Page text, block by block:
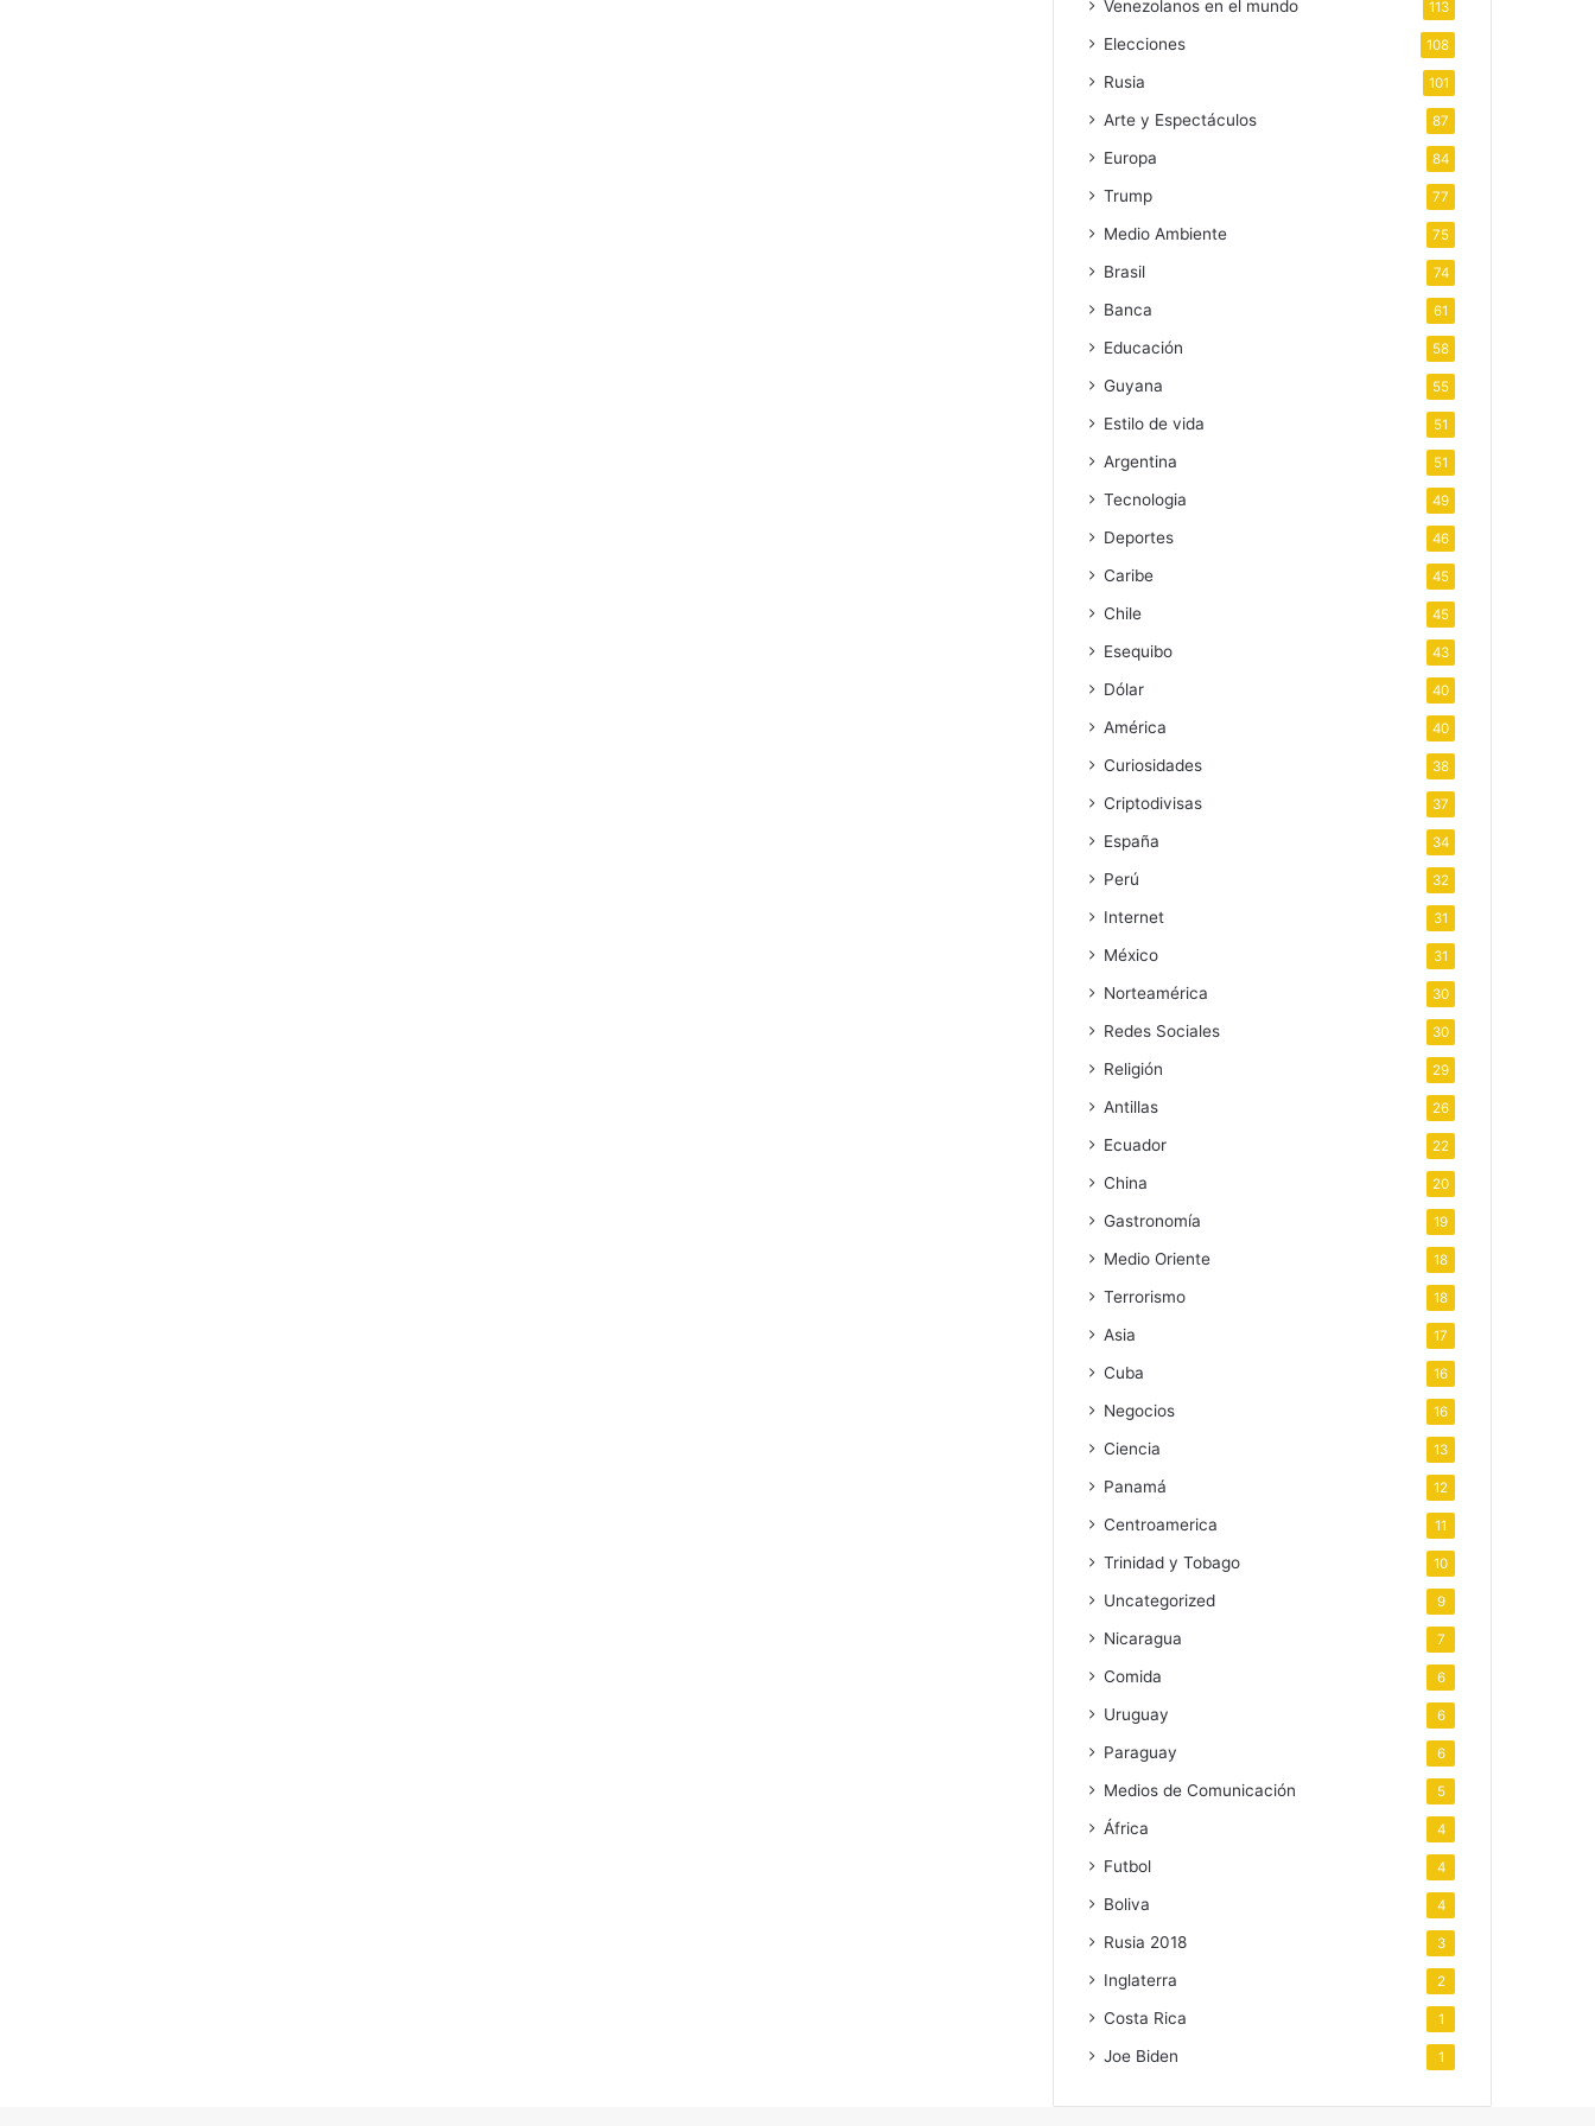
Venezolanos en el mundo 113
Elecciones 108
Rusia 101
Arte y Espectáculos 87
Europa 84
Trump 77
Medio Ambiente 75
Brasil 74
Banca 61
Educación 58
Guyana 55
Estilo de vida 51
Argentina 51
Tecnologia 49
Deportes 46
Caribe 45
Chile 45
Esequibo 43
Dólar 40
América 40
Curiosidades 38
Criptodivisas 37
España 34
Perú 32
Internet 31
México 31
Norteamérica 30
Redes Sociales 30
Religión 29
Antillas 26
Ecuador 22
China 20
Gastronomía 19
Medio Oriente 18
Terrorismo 18
Asia 17
Cuba 16
Negocios 16
Ciencia 13
Panamá 12
Centroamerica 11
Trinidad y Tobago 10
Uncategorized 9
Nicaragua 7
Comida 6
Uruguay 6
Paraguay 6
Medios de Comunicación 5
África 4
Futbol 4
Boliva 4
Rusia 2018 3
Inglaterra 2
Costa Rica 1
Joe Biden 1